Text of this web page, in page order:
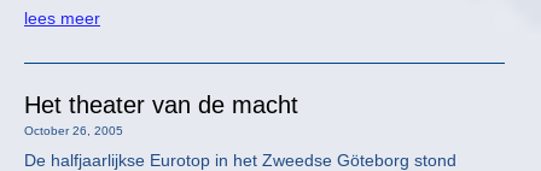
lees meer
Het theater van de macht
October 26, 2005
De halfjaarlijkse Eurotop in het Zweedse Göteborg stond